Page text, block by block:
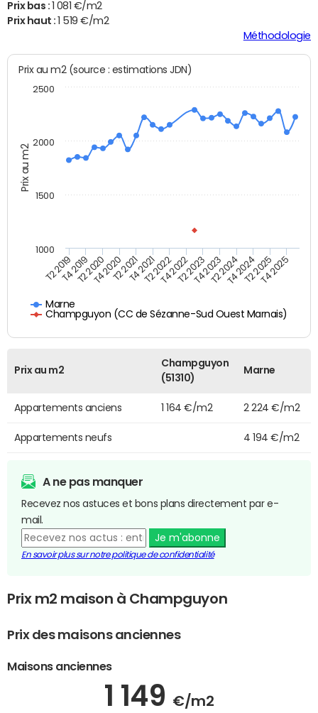
Prix bas : 1 081 €/m2
Prix haut :1 519 €/m2
Méthodologie
Prix au m2
Prix au m2 (source : estimations JDN)
Marne
Champguyon (CC de Sézanne-Sud Ouest Marnais)
T2 2019T4 2019T2 2020T4 2020T2 2021T4 2021T2 2022T4 2022T2 2023T4 2023T2 2024T4 2024T2 2025T4 2025
1000
1500
2000
2500
Prix au m2
Champguyon
(51310)
Marne
Appartements anciens 1 164 €/m2 2 224 €/m2
Appartements neufs 4 194 €/m2
A ne pas manquer
Recevez nos astuces et bons plans directement par e-
mail.
Je m'abonne
En savoir plus sur notre politique de confidentialité
Prix m2 maison à Champguyon
Prix des maisons anciennes
Maisons anciennes
1 149 €/m2